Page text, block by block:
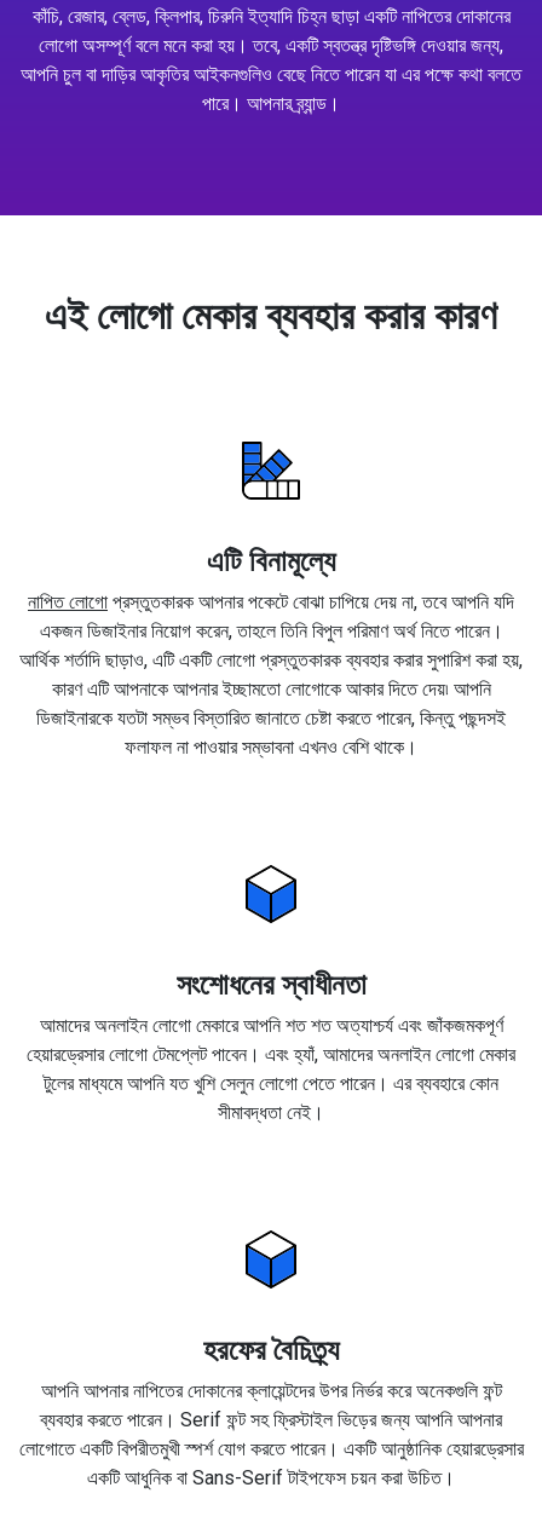
কাঁচি, রেজার, ব্লেড, ক্লিপার, চিরুনি ইত্যাদি চিহ্ন ছাড়া একটি নাপিতের দোকানের
লোগো অসম্পূর্ণ বলে মনে করা হয়। তবে, একটি স্বতন্ত্র দৃষ্টিভঙ্গি দেওয়ার জন্য,
আপনি চুল বা দাড়ির আকৃতির আইকনগুলিও বেছে নিতে পারেন যা এর পক্ষে কথা বলতে
পারে। আপনার ব্র্যান্ড।
এই লোগো মেকার ব্যবহার করার কারণ
এটি বিনামূল্যে
নাপিত লোগো প্রস্তুতকারক আপনার পকেটে বোঝা চাপিয়ে দেয় না, তবে আপনি যদি
একজন ডিজাইনার নিয়োগ করেন, তাহলে তিনি বিপুল পরিমাণ অর্থ নিতে পারেন।
আর্থিক শর্তাদি ছাড়াও, এটি একটি লোগো প্রস্তুতকারক ব্যবহার করার সুপারিশ করা হয়,
কারণ এটি আপনাকে আপনার ইচ্ছামতো লোগোকে আকার দিতে দেয়৷ আপনি
ডিজাইনারকে যতটা সম্ভব বিস্তারিত জানাতে চেষ্টা করতে পারেন, কিন্তু পছন্দসই
ফলাফল না পাওয়ার সম্ভাবনা এখনও বেশি থাকে।
সংশোধনের স্বাধীনতা
আমাদের অনলাইন লোগো মেকারে আপনি শত শত অত্যাশ্চর্য এবং জাঁকজমকপূর্ণ
হেয়ারড্রেসার লোগো টেমপ্লেট পাবেন। এবং হ্যাঁ, আমাদের অনলাইন লোগো মেকার
টুলের মাধ্যমে আপনি যত খুশি সেলুন লোগো পেতে পারেন। এর ব্যবহারে কোন
সীমাবদ্ধতা নেই।
হরফের বৈচিত্র্য
আপনি আপনার নাপিতের দোকানের ক্লায়েন্টদের উপর নির্ভর করে অনেকগুলি ফন্ট
ব্যবহার করতে পারেন। Serif ফন্ট সহ ফ্রিস্টাইল ভিড়ের জন্য আপনি আপনার
লোগোতে একটি বিপরীতমুখী স্পর্শ যোগ করতে পারেন। একটি আনুষ্ঠানিক হেয়ারড্রেসার
একটি আধুনিক বা Sans-Serif টাইপফেস চয়ন করা উচিত।